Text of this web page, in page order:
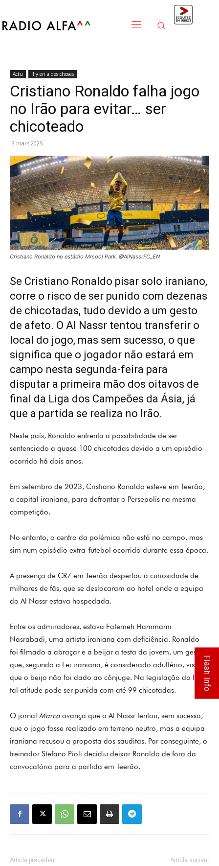
Actu Il y en a des choses
Cristiano Ronaldo falha jogo
no Irão para evitar… ser
chicoteado
3 mars 2025
Cristiano Ronaldo no estádio Mrsool Park. @AlNassrFC_EN
Se Cristiano Ronaldo pisar solo iraniano,
corre o risco de ser punido com dezenas
de chicotadas, tudo devido a um gesto
de afeto. O Al Nassr tentou transferir o
local do jogo, mas sem sucesso, o que
significa que o jogador não estará em
campo nesta segunda-feira para
disputar a primeira mão dos oitavos de
final da Liga dos Campeões da Ásia, já
que a partida se realiza no Irão.
Neste país, Ronaldo enfrenta a possibilidade de ser
sentenciado a quase 100 chicotadas devido a um episódio
ocorrido há dois anos.
Em setembro de 2023, Cristiano Ronaldo esteve em Teerão,
a capital iraniana, para defrontar o Persepolis na mesma
competição.
No entanto, o centro da polémica não está no campo, mas
sim num episódio extra-futebol ocorrido durante essa época.
A presença de CR7 em Teerão despertou a curiosidade de
milhares de fãs, que se deslocaram ao hotel onde a equipa
do Al Nassr estava hospedada.
Entre os admiradores, estava Fatemeh Hammami
Nasrabadi, uma artista iraniana com deficiência. Ronaldo
foi filmado a abraçar e a beijar a testa da jovem, um gesto
que, segundo a Lei iraniana, é considerado adultério, visto
que o beijo não foi dado ao cônjuge. Na legislação do Irão,
tal atitude pode ser punida com até 99 chicotadas.
O jornal Marca avança que o Al Nassr tentou, sem sucesso,
que o jogo fosse realizado em terreno neutro, mas a equipa
iraniana recusou a proposta dos sauditas. Por conseguinte, o
treinador Stefano Pioli decidiu deixar Ronaldo de fora da
convocatória para a partida em Teerão.
Article précédent Article suivant
Flash Info